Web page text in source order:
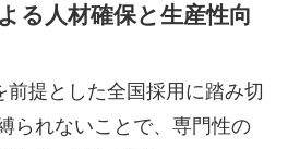
る人材確保と生産性向
提とした全国採用に踏み切
られないことで、専門性の